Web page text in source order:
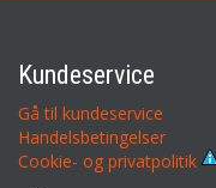
Kundeservice
Gå til kundeservice
Handelsbetingelser
Cookie- og privatpolitik